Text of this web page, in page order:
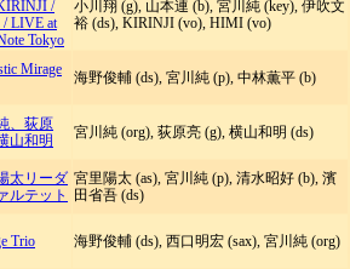
/
/LIVE at
Tokyo
小川翔 (g), 山本連 (b), 宮川純 (key), 伊吹文
裕 (ds), KIRINJI (vo), HIMI (vo)
Mirage
海野俊輔 (ds), 宮川純 (p), 中林薫平 (b)
、荻原
山和明
宮川純 (org), 荻原亮 (g), 横山和明 (ds)
太リーダ
ルテット
宮里陽太 (as), 宮川純 (p), 清水昭好 (b), 濱
田省吾 (ds)
Trio 海野俊輔 (ds), 西口明宏 (sax), 宮川純 (org)